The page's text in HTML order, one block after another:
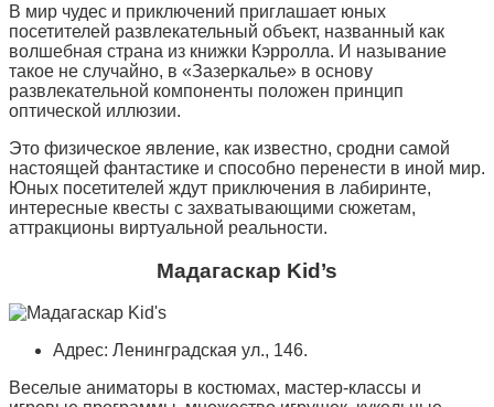
В мир чудес и приключений приглашает юных
посетителей развлекательный объект, названный как
волшебная страна из книжки Кэрролла. И называние
такое не случайно, в «Зазеркалье» в основу
развлекательной компоненты положен принцип
оптической иллюзии.
Это физическое явление, как известно, сродни самой
настоящей фантастике и способно перенести в иной мир.
Юных посетителей ждут приключения в лабиринте,
интересные квесты с захватывающими сюжетам,
аттракционы виртуальной реальности.
Мадагаскар Kid’s
Адрес: Ленинградская ул., 146.
Веселые аниматоры в костюмах, мастер-классы и